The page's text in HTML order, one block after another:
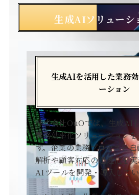
生成AIソリューシ
生成AIを活用した業務
ーション
株式会社OuOでは、生成AI
業務効率化ソリューション
す。企業の業務プロセスを
解析や顧客対応の迅速化を
AIツールを開発・導入して